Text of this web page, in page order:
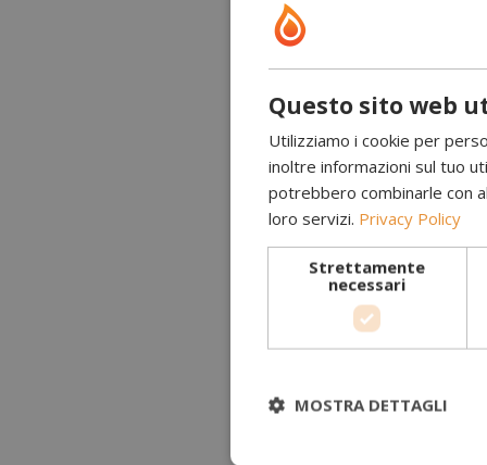
Questo sito web
Utilizziamo i cookie per
inoltre informazioni sul tuo
potrebbero combinarle con
loro servizi. Privacy Policy
Strettamente
necessari
MOSTRA DETTAGLI